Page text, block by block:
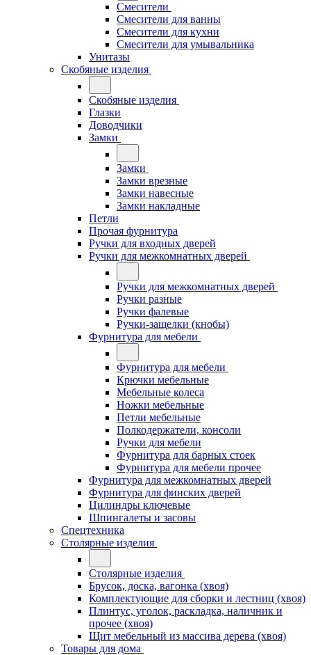
Смесители
Смесители для ванны
Смесители для кухни
Смесители для умывальника
Унитазы
Скобяные изделия
Скобяные изделия
Глазки
Доводчики
Замки
Замки
Замки врезные
Замки навесные
Замки накладные
Петли
Прочая фурнитура
Ручки для входных дверей
Ручки для межкомнатных дверей
Ручки для межкомнатных дверей
Ручки разные
Ручки фалевые
Ручки-защелки (кнобы)
Фурнитура для мебели
Фурнитура для мебели
Крючки мебельные
Мебельные колеса
Ножки мебельные
Петли мебельные
Полкодержатели, консоли
Ручки для мебели
Фурнитура для барных стоек
Фурнитура для мебели прочее
Фурнитура для межкомнатных дверей
Фурнитура для финских дверей
Цилиндры ключевые
Шпингалеты и засовы
Спецтехника
Столярные изделия
Столярные изделия
Брусок, доска, вагонка (хвоя)
Комплектующие для сборки и лестниц (хвоя)
Плинтус, уголок, раскладка, наличник и
прочее (хвоя)
Щит мебельный из массива дерева (хвоя)
Товары для дома